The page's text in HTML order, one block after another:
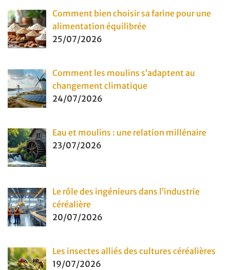
Comment bien choisir sa farine pour une
alimentation équilibrée
25/07/2026
Comment les moulins s’adaptent au
changement climatique
24/07/2026
Eau et moulins : une relation millénaire
23/07/2026
Le rôle des ingénieurs dans l’industrie
céréalière
20/07/2026
Les insectes alliés des cultures céréalières
19/07/2026